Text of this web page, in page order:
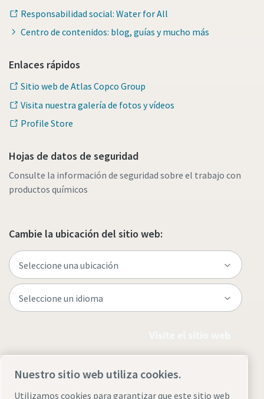
Responsabilidad social: Water for All
Centro de contenidos: blog, guías y mucho más
Enlaces rápidos
Sitio web de Atlas Copco Group
Visita nuestra galería de fotos y vídeos
Profile Store
Hojas de datos de seguridad
Consulte la información de seguridad sobre el trabajo con
productos químicos
Cambie la ubicación del sitio web:
Nuestro sitio web utiliza cookies.
Utilizamos cookies para garantizar que este sitio web